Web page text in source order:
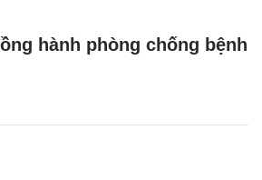
hành phòng chống bệnh